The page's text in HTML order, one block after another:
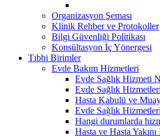
Organizasyon Şeması
Klinik Rehber ve Protokoller
Bilgi Güvenliği Politikası
Konsültasyon İç Yönergesi
Tıbbi Birimler
Evde Bakım Hizmetleri
Evde Sağlık Hizmeti
Evde Sağlık
Hasta Kabulü ve
Evde Sağlık
Hangi durumlarda
Hasta ve Hasta